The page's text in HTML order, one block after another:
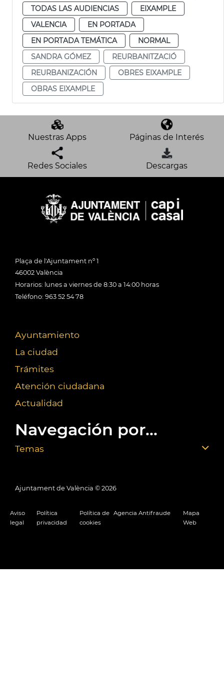
TODAS LAS AUDIENCIAS
EIXAMPLE
VALENCIA
EN PORTADA
EN PORTADA TEMÁTICA
NORMAL
SANDRA GÓMEZ
REURBANITZACIÓ
REURBANIZACIÓN
OBRES EIXAMPLE
OBRAS EIXAMPLE
Nuestras Apps Páginas de Interés
Redes Sociales Descargas
Plaça de l'Ajuntament nº 1
46002 València
Horarios: lunes a viernes de 8:30 a 14:00 horas
Teléfono: 963 52 54 78
Ayuntamiento
La ciudad
Trámites
Atención ciudadana
Actualidad
Navegación por...
Temas
Ajuntament de València © 2026
Aviso
legal
Política
privacidad
Política de
cookies
Agencia Antifraude
Mapa
Web